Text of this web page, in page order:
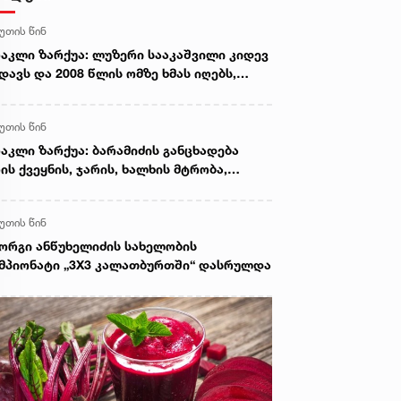
წინ
ზარქუა: ლუზერი სააკაშვილი კიდევ
და 2008 წლის ომზე ხმას იღებს,
სავაჭრო ორგანიზაციაში
შესვლას მხარი დაუჭირა
წინ
ზარქუა: ბარამიძის განცხადება
ქვეყნის, ჯარის, ხალხის მტრობა,
წინ
ანწუხელიძის სახელობის
„3X3 კალათბურთში“ დასრულდა